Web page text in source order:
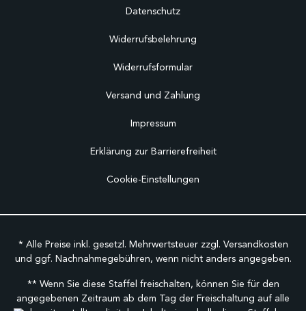
Datenschutz
Widerrufsbelehrung
Widerrufsformular
Versand und Zahlung
Impressum
Erklärung zur Barrierefreiheit
Cookie-Einstellungen
* Alle Preise inkl. gesetzl. Mehrwertsteuer zzgl. Versandkosten
und ggf. Nachnahmegebühren, wenn nicht anders angegeben.
** Wenn Sie diese Staffel freischalten, können Sie für den
angegebenen Zeitraum ab dem Tag der Freischaltung auf alle